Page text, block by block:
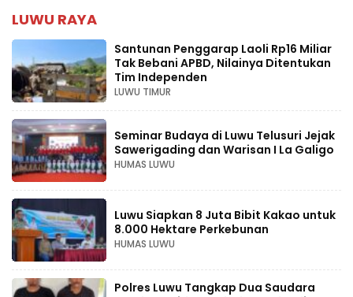
LUWU RAYA
Santunan Penggarap Laoli Rp16 Miliar
Tak Bebani APBD, Nilainya Ditentukan
Tim Independen
LUWU TIMUR
Seminar Budaya di Luwu Telusuri Jejak
Sawerigading dan Warisan I La Galigo
HUMAS LUWU
Luwu Siapkan 8 Juta Bibit Kakao untuk
8.000 Hektare Perkebunan
HUMAS LUWU
Polres Luwu Tangkap Dua Saudara